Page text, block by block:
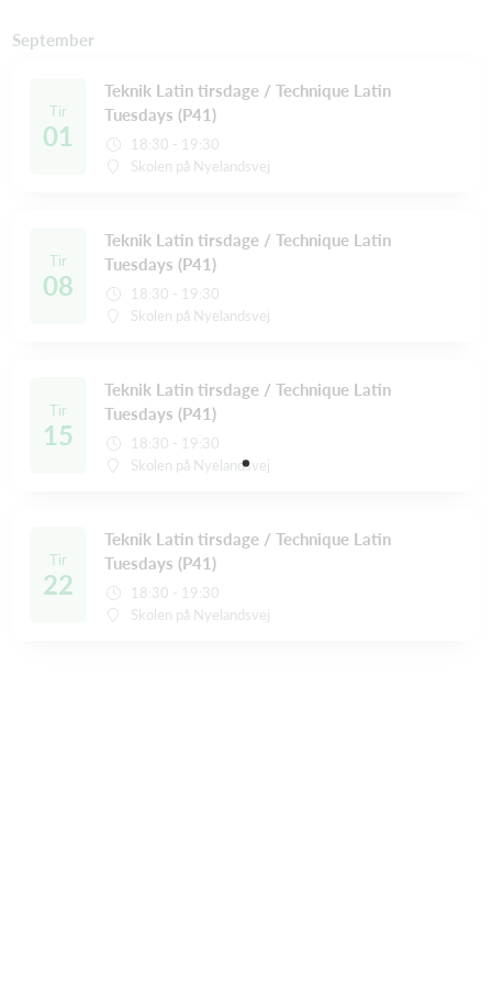
September
Tir
01
Teknik Latin tirsdage / Technique Latin
Tuesdays (P41)
18:30 - 19:30
Skolen på Nyelandsvej
Tir
08
Teknik Latin tirsdage / Technique Latin
Tuesdays (P41)
18:30 - 19:30
Skolen på Nyelandsvej
Tir
15
Teknik Latin tirsdage / Technique Latin
Tuesdays (P41)
18:30 - 19:30
Skolen på Nyelandsvej
Tir
22
Teknik Latin tirsdage / Technique Latin
Tuesdays (P41)
18:30 - 19:30
Skolen på Nyelandsvej